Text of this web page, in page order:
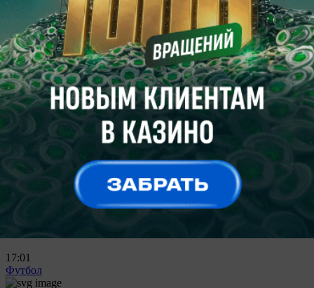
27 ноября 2011, 17:00 Чемпионат Италии. 2011-11-27 17:00:00
Чезена
2
Дженоа
0
22 мая 2011, 19:00 Чемпионат Италии. 2011-05-22 19:00:00
Дженоа
3
Чезена
2
9 января 2011, 16:00
Чемпионат Италии. 2011-01-09 16:00:00
Чезена
Дженоа
Актуальные материалы
17:01
Футбол